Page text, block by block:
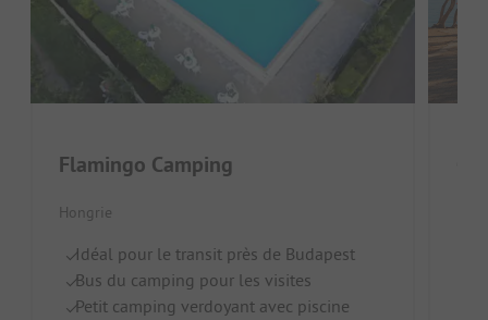
Flamingo Camping
Hongrie
Idéal pour le transit près de Budapest
Bus du camping pour les visites
Petit camping verdoyant avec piscine